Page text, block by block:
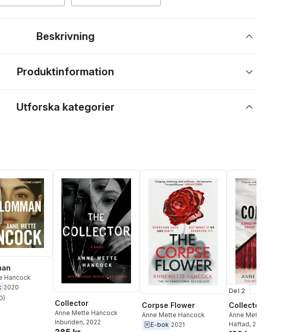
Beskrivning
Produktinformation
Utforska kategorier
Hancock
2020
Totalt antal röster:
)
Collector
Anne Mette Hancock
Inbunden, 2022
Corpse Flower
Anne Mette Hancock
E-bok 2021
Del 2
Collector
Anne Mette
Häftad, 2023